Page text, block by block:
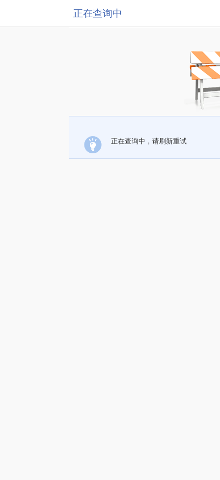
正在查询中
正在查询中，请刷新重试